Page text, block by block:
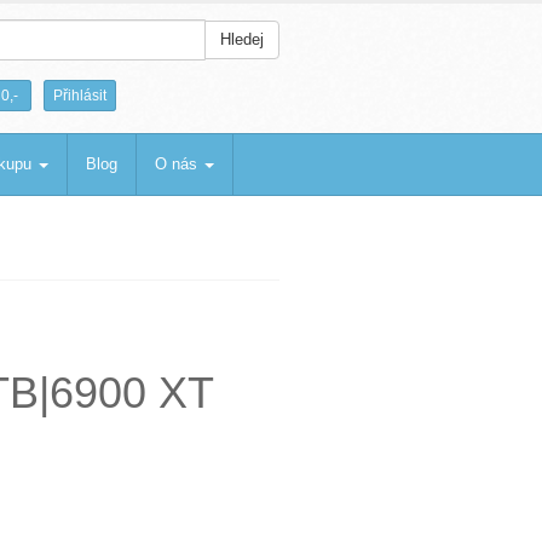
Hledej
0,- Přihlásit
Blog O nás
XT